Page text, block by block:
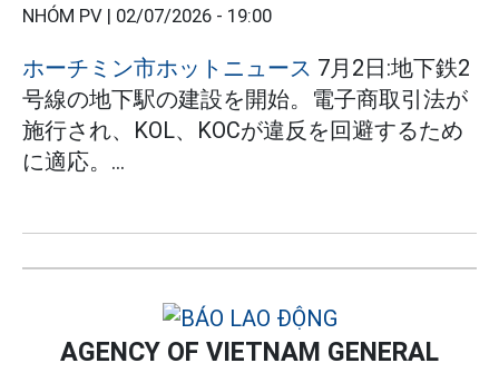
NHÓM PV | 02/07/2026 - 19:00
ホーチミン市ホットニュース 7月2日:地下鉄2
号線の地下駅の建設を開始。電子商取引法が
施行され、KOL、KOCが違反を回避するため
に適応。...
AGENCY OF VIETNAM GENERAL